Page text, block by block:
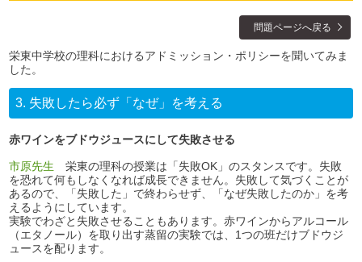
問題ページへ戻る
栄東中学校の理科におけるアドミッション・ポリシーを聞いてみま
した。
3. 失敗したら必ず「なぜ」を考える
赤ワインをブドウジュースにして失敗させる
市原先生 栄東の理科の授業は「失敗OK」のスタンスです。失敗
を恐れて何もしなくなれば成長できません。失敗して気づくことが
あるので、「失敗した」で終わらせず、「なぜ失敗したのか」を考
えるようにしています。
実験でわざと失敗させることもあります。赤ワインからアルコール
（エタノール）を取り出す蒸留の実験では、1つの班だけブドウジ
ュースを配ります。